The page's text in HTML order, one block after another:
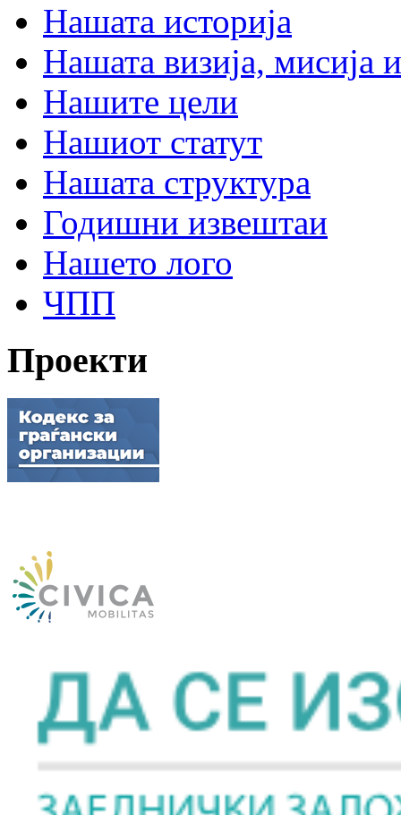
Нашата историја
Нашата визија, мисија и
Нашите цели
Нашиот статут
Нашата структура
Годишни извештаи
Нашето лого
ЧПП
Проекти